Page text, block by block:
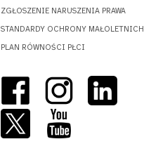
ZGŁOSZENIE NARUSZENIA PRAWA
STANDARDY OCHRONY MAŁOLETNICH
PLAN RÓWNOŚCI PŁCI